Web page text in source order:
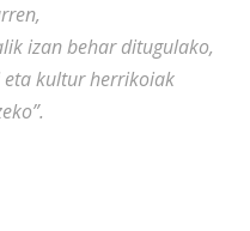
izan behar ditugulako,
kultur herrikoiak